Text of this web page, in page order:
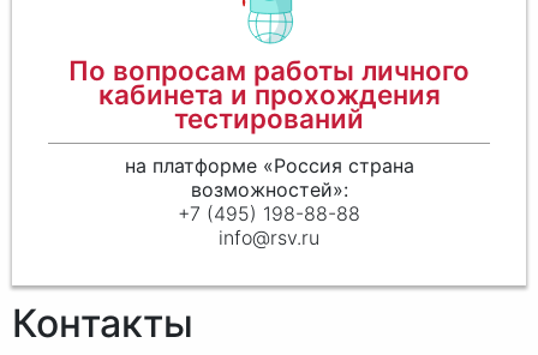
По вопросам работы личного
кабинета и прохождения
тестирований
на платформе «Россия страна
возможностей»:
+7 (495) 198-88-88
info@rsv.ru
Контакты